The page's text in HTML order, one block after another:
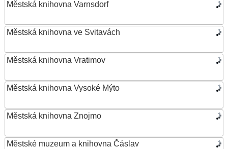
Městská knihovna Varnsdorf
Městská knihovna ve Svitavách
Městská knihovna Vratimov
Městská knihovna Vysoké Mýto
Městská knihovna Znojmo
Městské muzeum a knihovna Čáslav